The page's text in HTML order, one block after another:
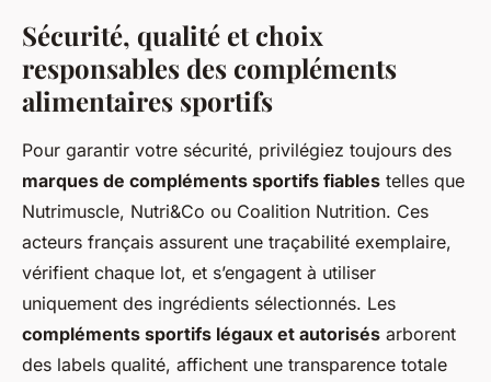
Sécurité, qualité et choix
responsables des compléments
alimentaires sportifs
Pour garantir votre sécurité, privilégiez toujours des
marques de compléments sportifs fiables telles que
Nutrimuscle, Nutri&Co ou Coalition Nutrition. Ces
acteurs français assurent une traçabilité exemplaire,
vérifient chaque lot, et s’engagent à utiliser
uniquement des ingrédients sélectionnés. Les
compléments sportifs légaux et autorisés arborent
des labels qualité, affichent une transparence totale